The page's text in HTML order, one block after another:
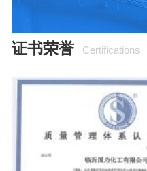
证书荣誉 Certifications